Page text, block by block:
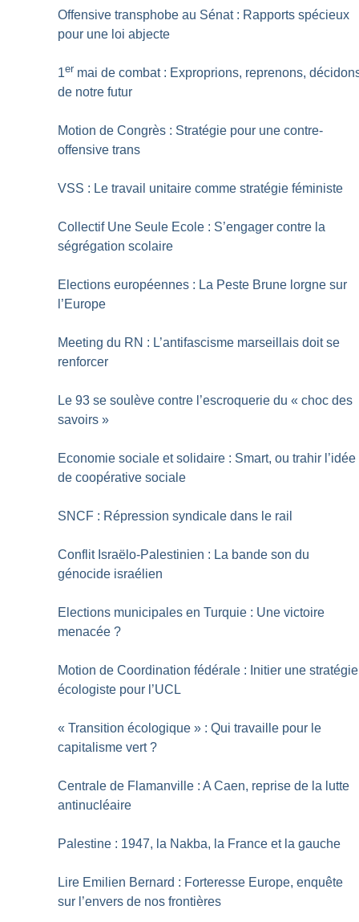
Offensive transphobe au Sénat : Rapports spécieux
pour une loi abjecte
1er mai de combat : Exproprions, reprenons,
de notre futur
Motion de Congrès : Stratégie pour une contre-
offensive trans
VSS : Le travail unitaire comme stratégie féministe
Collectif Une Seule Ecole : S’engager contre la
ségrégation scolaire
Elections européennes : La Peste Brune lorgne sur
l’Europe
Meeting du RN : L’antifascisme marseillais doit se
renforcer
Le 93 se soulève contre l’escroquerie du « choc des
savoirs »
Economie sociale et solidaire : Smart, ou trahir l’idée
de coopérative sociale
SNCF : Répression syndicale dans le rail
Conflit Israëlo-Palestinien : La bande son du
génocide israélien
Elections municipales en Turquie : Une victoire
menacée ?
Motion de Coordination fédérale : Initier une stratégie
écologiste pour l’UCL
« Transition écologique » : Qui travaille pour le
capitalisme vert ?
Centrale de Flamanville : A Caen, reprise de la lutte
antinucléaire
Palestine : 1947, la Nakba, la France et la gauche
Lire Emilien Bernard : Forteresse Europe, enquête
sur l’envers de nos frontières